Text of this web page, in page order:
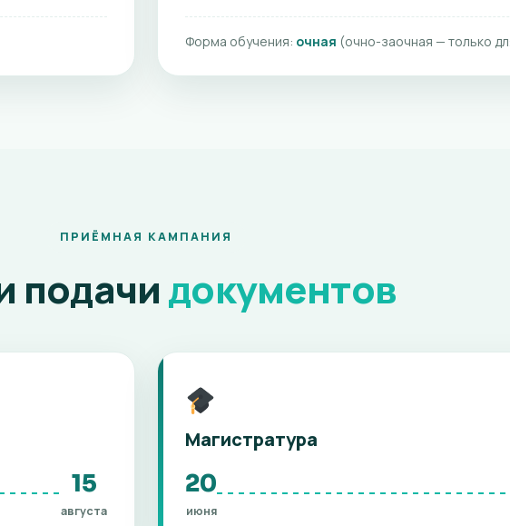
Форма обучения: очная (очно-заочная — только
ПРИЁМНАЯ КАМПАНИЯ
подачи документов
15
августа
Магистратура
20
июня